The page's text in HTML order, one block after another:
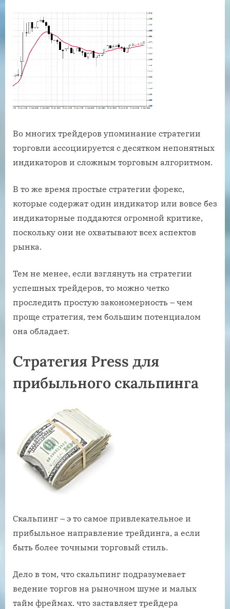
Во многих трейдеров упоминание стратегии
торговли ассоциируется с десятком непонятных
индикаторов и сложным торговым алгоритмом.
В то же время простые стратегии форекс,
которые содержат один индикатор или вовсе без
индикаторные поддаются огромной критике,
поскольку они не охватывают всех аспектов
рынка.
Тем не менее, если взглянуть на стратегии
успешных трейдеров, то можно четко
проследить простую закономерность – чем
проще стратегия, тем большим потенциалом
она обладает.
Стратегия Press для
прибыльного скальпинга
Скальпинг – э то самое привлекательное и
прибыльное направление трейдинга, а если
быть более точными торговый стиль.
Дело в том, что скальпинг подразумевает
ведение торгов на рыночном шуме и малых
тайм фреймах. что заставляет трейдера